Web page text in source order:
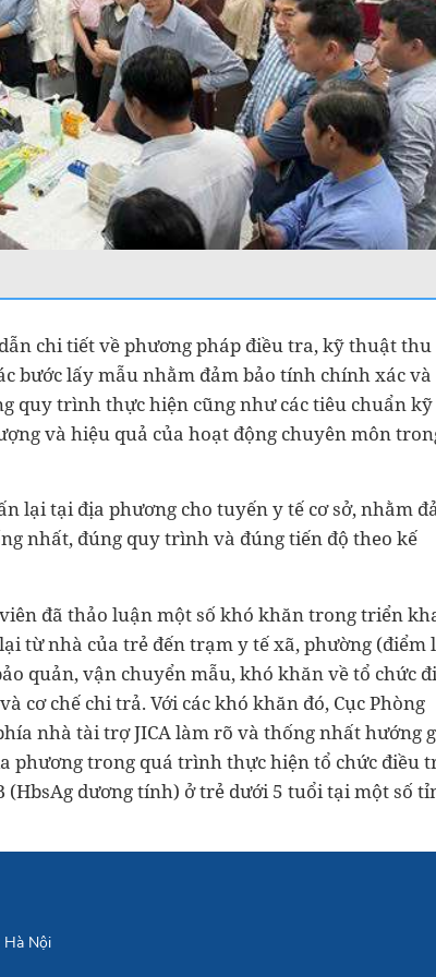
chi tiết về phương pháp điều tra, kỹ thuật thu
bước lấy mẫu nhằm đảm bảo tính chính xác và
quy trình thực hiện cũng như các tiêu chuẩn kỹ
và hiệu quả của hoạt động chuyên môn
lại tại địa phương cho tuyến y tế cơ sở, nhằm
nhất, đúng quy trình và đúng tiến độ theo kế
đã thảo luận một số khó khăn trong triển
từ nhà của trẻ đến trạm y tế xã, phường (điểm
quản, vận chuyển mẫu, khó khăn về tổ chức
cơ chế chi trả. Với các khó khăn đó, Cục Phòng
nhà tài trợ JICA làm rõ và thống nhất hướng
phương trong quá trình thực hiện tổ chức điều
dương tính) ở trẻ dưới 5 tuổi tại một số
Hà Nội